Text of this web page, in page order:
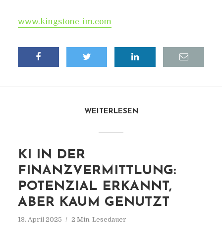
www.kingstone-im.com
WEITERLESEN
KI IN DER
FINANZVERMITTLUNG:
POTENZIAL ERKANNT,
ABER KAUM GENUTZT
13. April 2025 2 Min. Lesedauer